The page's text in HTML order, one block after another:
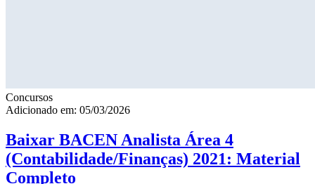
Concursos
Adicionado em: 05/03/2026
Baixar BACEN Analista Área 4
(Contabilidade/Finanças) 2021: Material
Completo